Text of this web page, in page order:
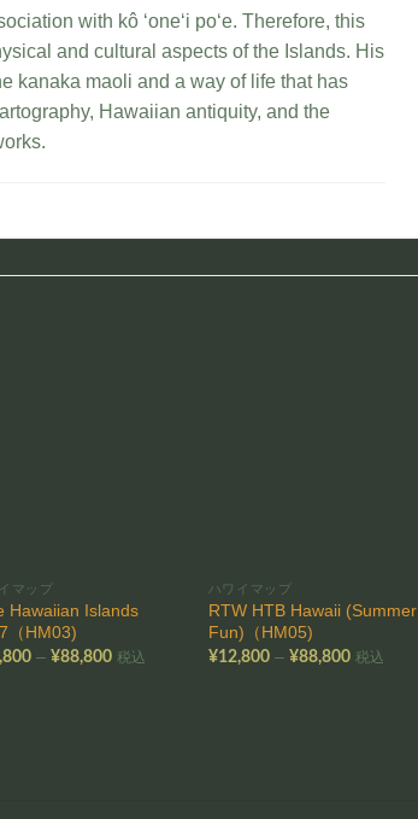
with kô ‘one‘i po‘e. Therefore, this
and cultural aspects of the Islands. His
kanaka maoli and a way of life that has
Hawaiian antiquity, and the
マップ
Hawaiian Islands
（HM03)
–¥88,800価税込
ハワイマップ
RTW HTB Hawaii (Summer
Fun)（HM05)
¥12,800 – ¥88,800価税込